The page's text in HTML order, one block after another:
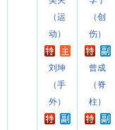
（运
动）
刘坤
（手
外）
（创
伤）
曾成
（脊
柱）